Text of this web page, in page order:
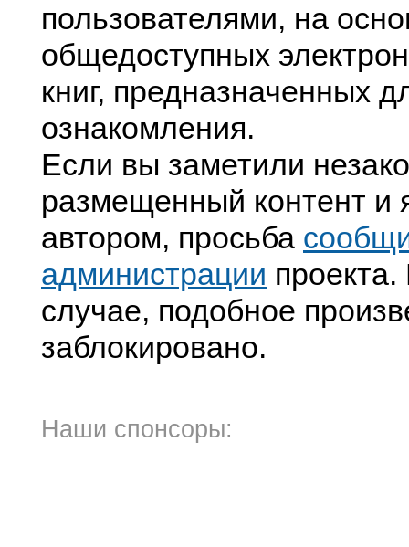
пользователями, на
общедоступных
книг, предназначенных
ознакомления.
Если вы заметили
размещенный контент и
автором, просьба
администрации
случае, подобное
заблокировано.
Наши спонсоры: